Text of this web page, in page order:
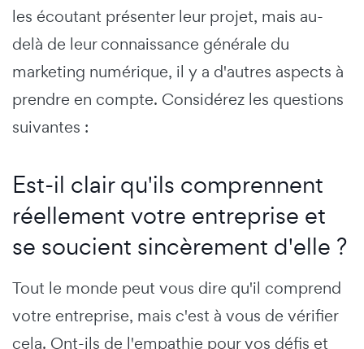
les écoutant présenter leur projet, mais au-
delà de leur connaissance générale du
marketing numérique, il y a d'autres aspects à
prendre en compte. Considérez les questions
suivantes :
Est-il clair qu'ils comprennent
réellement votre entreprise et
se soucient sincèrement d'elle ?
Tout le monde peut vous dire qu'il comprend
votre entreprise, mais c'est à vous de vérifier
cela. Ont-ils de l'empathie pour vos défis et